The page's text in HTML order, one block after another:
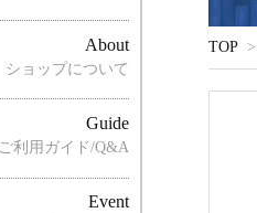
TOP >
About
ショップについて
Guide
ご利用ガイド/Q&A
Event